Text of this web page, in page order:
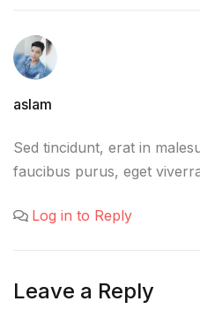
aslam
Sed tincidunt, erat in
faucibus purus, eget
Log in to Reply
Leave a Reply